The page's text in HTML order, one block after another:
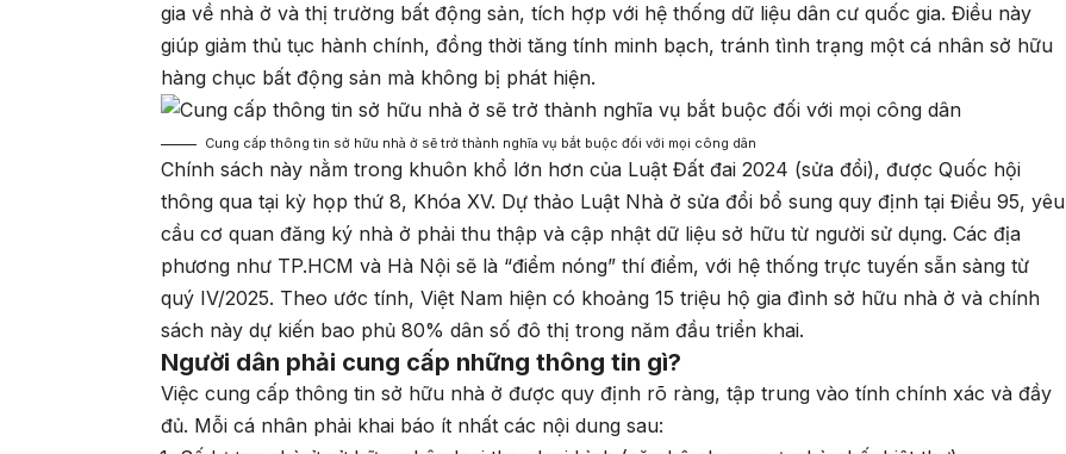
gia về nhà ở và thị trường bất động sản, tích hợp với hệ thống dữ liệu dân cư quốc gia. Điều này
giúp giảm thủ tục hành chính, đồng thời tăng tính minh bạch, tránh tình trạng một cá nhân sở hữu
hàng chục bất động sản mà không bị phát hiện.
Cung cấp thông tin sở hữu nhà ở sẽ trở thành nghĩa vụ bắt buộc đối với mọi công dân
Chính sách này nằm trong khuôn khổ lớn hơn của Luật Đất đai 2024 (sửa đổi), được Quốc hội
thông qua tại kỳ họp thứ 8, Khóa XV. Dự thảo Luật Nhà ở sửa đổi bổ sung quy định tại Điều 95, yêu
cầu cơ quan đăng ký nhà ở phải thu thập và cập nhật dữ liệu sở hữu từ người sử dụng. Các địa
phương như TP.HCM và Hà Nội sẽ là “điểm nóng” thí điểm, với hệ thống trực tuyến sẵn sàng từ
quý IV/2025. Theo ước tính, Việt Nam hiện có khoảng 15 triệu hộ gia đình sở hữu nhà ở và chính
sách này dự kiến bao phủ 80% dân số đô thị trong năm đầu triển khai.
Người dân phải cung cấp những thông tin gì?
Việc cung cấp thông tin sở hữu nhà ở được quy định rõ ràng, tập trung vào tính chính xác và đầy
đủ. Mỗi cá nhân phải khai báo ít nhất các nội dung sau: